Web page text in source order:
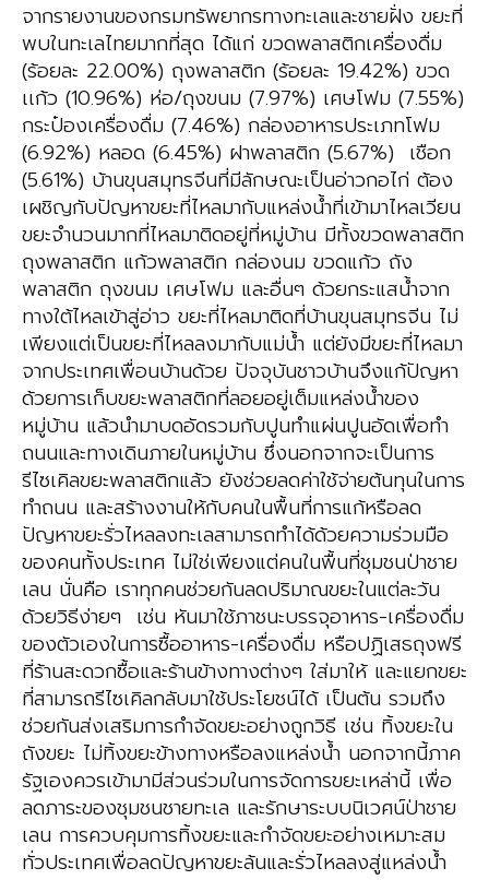
จากรายงานของกรมทรัพยากรทางทะเลและชายฝั่ง ขยะที่
พบในทะเลไทยมากที่สุด ได้แก่ ขวดพลาสติกเครื่องดื่ม
(ร้อยละ 22.00%) ถุงพลาสติก (ร้อยละ 19.42%) ขวด
เเก้ว (10.96%) ห่อ/ถุงขนม (7.97%) เศษโฟม (7.55%)
กระป๋องเครื่องดื่ม (7.46%) กล่องอาหารประเภทโฟม
(6.92%) หลอด (6.45%) ฝาพลาสติก (5.67%) เชือก
(5.61%) บ้านขุนสมุทรจีนที่มีลักษณะเป็นอ่าวกอไก่ ต้อง
เผชิญกับปัญหาขยะที่ไหลมากับแหล่งน้ำที่เข้ามาไหลเวียน
ขยะจำนวนมากที่ไหลมาติดอยู่ที่หมู่บ้าน มีทั้งขวดพลาสติก
ถุงพลาสติก แก้วพลาสติก กล่องนม ขวดแก้ว ถัง
พลาสติก ถุงขนม เศษโฟม และอื่นๆ ด้วยกระแสน้ำจาก
ทางใต้ไหลเข้าสู่อ่าว ขยะที่ไหลมาติดที่บ้านขุนสมุทรจีน ไม่
เพียงแต่เป็นขยะที่ไหลลงมากับแม่น้ำ แต่ยังมีขยะที่ไหลมา
จากประเทศเพื่อนบ้านด้วย ปัจจุบันชาวบ้านจึงแก้ปัญหา
ด้วยการเก็บขยะพลาสติกที่ลอยอยู่เต็มแหล่งน้ำของ
หมู่บ้าน แล้วนำมาบดอัดรวมกับปูนทำแผ่นปูนอัดเพื่อทำ
ถนนและทางเดินภายในหมู่บ้าน ซึ่งนอกจากจะเป็นการ
รีไซเคิลขยะพลาสติกแล้ว ยังช่วยลดค่าใช้จ่ายต้นทุนในการ
ทำถนน และสร้างงานให้กับคนในพื้นที่การแก้หรือลด
ปัญหาขยะรั่วไหลลงทะเลสามารถทำได้ด้วยความร่วมมือ
ของคนทั้งประเทศ ไม่ใช่เพียงแต่คนในพื้นที่ชุมชนป่าชาย
เลน นั่นคือ เราทุกคนช่วยกันลดปริมาณขยะในแต่ละวัน
ด้วยวิธีง่ายๆ เช่น หันมาใช้ภาชนะบรรจุอาหาร-เครื่องดื่ม
ของตัวเองในการซื้ออาหาร-เครื่องดื่ม หรือปฏิเสธถุงฟรี
ที่ร้านสะดวกซื้อและร้านข้างทางต่างๆ ใส่มาให้ และแยกขยะ
ที่สามารถรีไซเคิลกลับมาใช้ประโยชน์ได้ เป็นต้น รวมถึง
ช่วยกันส่งเสริมการกำจัดขยะอย่างถูกวิธี เช่น ทิ้งขยะใน
ถังขยะ ไม่ทิ้งขยะข้างทางหรือลงแหล่งน้ำ นอกจากนี้ภาค
รัฐเองควรเข้ามามีส่วนร่วมในการจัดการขยะเหล่านี้ เพื่อ
ลดภาระของชุมชนชายทะเล และรักษาระบบนิเวศน์ป่าชาย
เลน การควบคุมการทิ้งขยะและกำจัดขยะอย่างเหมาะสม
ทั่วประเทศเพื่อลดปัญหาขยะล้นและรั่วไหลลงสู่แหล่งน้ำ